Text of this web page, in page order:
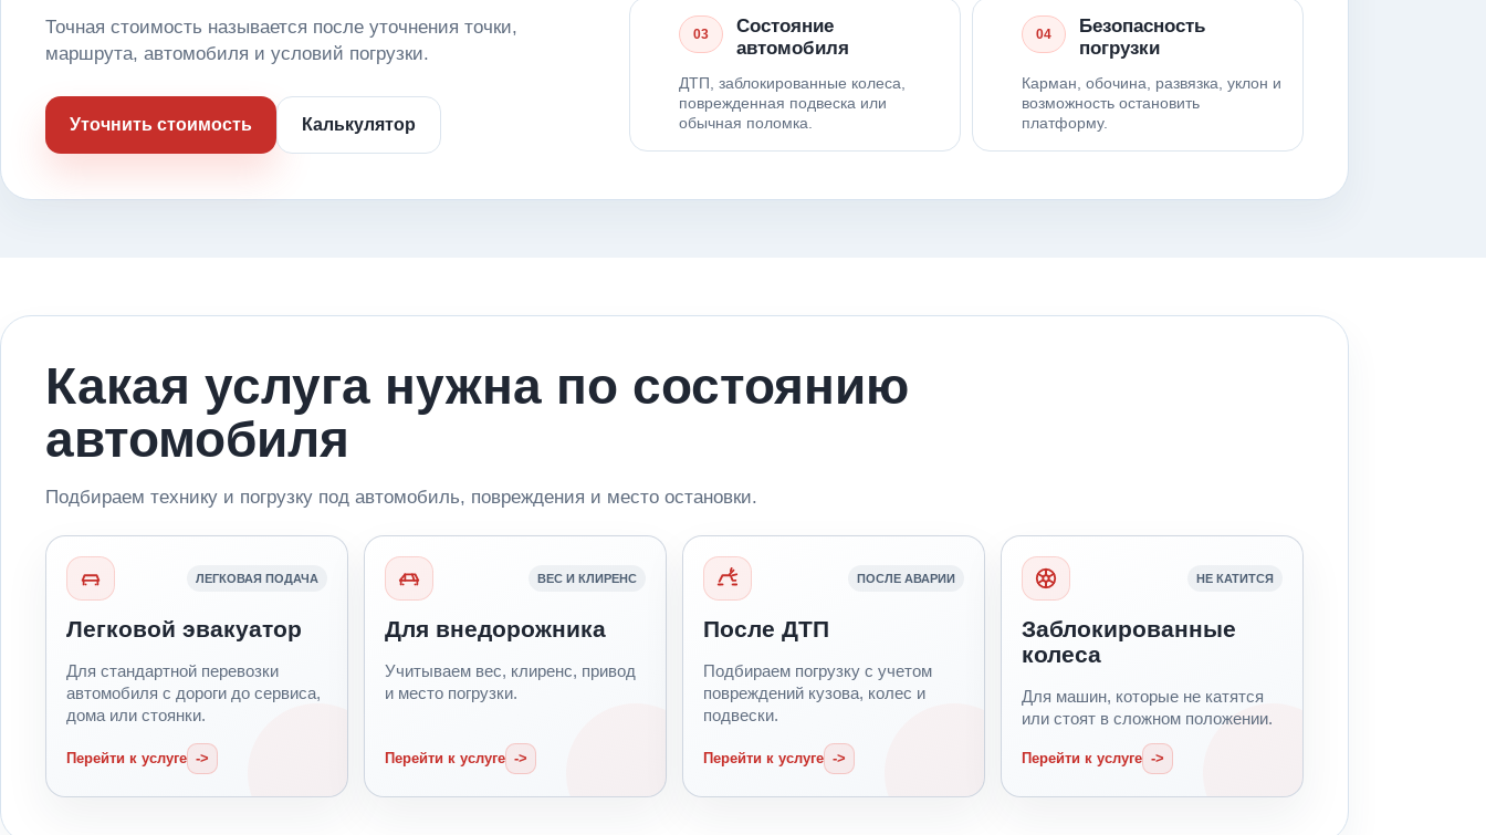
Точная стоимость называется после уточнения точки,
маршрута, автомобиля и условий погрузки.
Уточнить стоимость Калькулятор
03
Состояние
автомобиля
ДТП, заблокированные колеса,
поврежденная подвеска или
обычная поломка.
04
Безопасность
погрузки
Карман, обочина, развязка, уклон и
возможность остановить
платформу.
Какая услуга нужна по состоянию
автомобиля
Подбираем технику и погрузку под автомобиль, повреждения и место остановки.
ЛЕГКОВАЯ ПОДАЧА
Легковой эвакуатор
Для стандартной перевозки
автомобиля с дороги до сервиса,
дома или стоянки.
Перейти к услуге
ВЕС И КЛИРЕНС
Для внедорожника
Учитываем вес, клиренс, привод
и место погрузки.
Перейти к услуге
ПОСЛЕ АВАРИИ
После ДТП
Подбираем погрузку с учетом
повреждений кузова, колес и
подвески.
Перейти к услуге
НЕ КАТИТСЯ
Заблокированные
колеса
Для машин, которые не катятся
или стоят в сложном положении.
Перейти к услуге